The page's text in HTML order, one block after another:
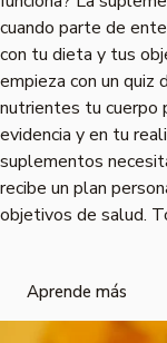
cuando parte de
con tu dieta y tus
empieza con un quiz
nutrientes tu cuerpo
evidencia y en tu
suplementos
recibe un plan
objetivos de salud.
Aprende más